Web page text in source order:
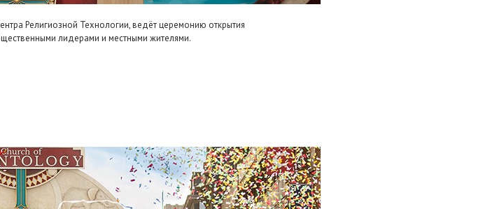
Религиозной Технологии, ведёт церемонию открытия
лидерами и местными жителями.